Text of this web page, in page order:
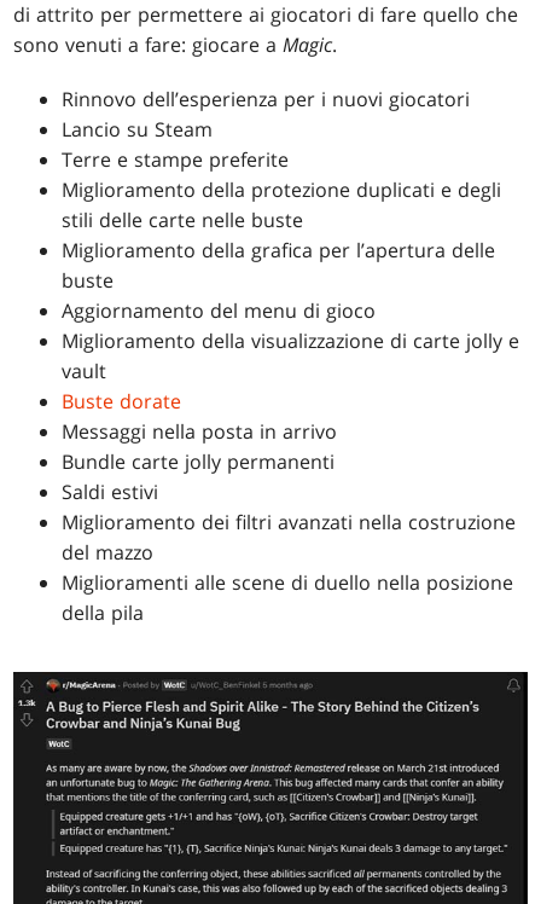
di attrito per permettere ai giocatori di fare quello che
sono venuti a fare: giocare aMagic.
Rinnovo dell’esperienza per i nuovi giocatori
Lancio su Steam
Terre e stampe preferite
Miglioramento della protezione duplicati e degli
stili delle carte nelle buste
Miglioramento della grafica per l’apertura delle
buste
Aggiornamento del menu di gioco
Miglioramento della visualizzazione di carte jolly e
vault
Buste dorate
Messaggi nella posta in arrivo
Bundle carte jolly permanenti
Saldi estivi
Miglioramento dei filtri avanzati nella costruzione
del mazzo
Miglioramenti alle scene di duello nella posizione
della pila